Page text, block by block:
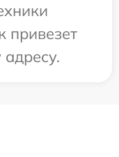
привезет